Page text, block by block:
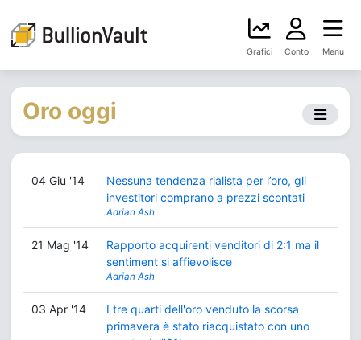
Grafici Conto Menu
Oro oggi
04 Giu '14
Nessuna tendenza rialista per l’oro, gli
investitori comprano a prezzi scontati
Adrian Ash
21 Mag '14
Rapporto acquirenti venditori di 2:1 ma il
sentiment si affievolisce
Adrian Ash
03 Apr '14
I tre quarti dell'oro venduto la scorsa
primavera è stato riacquistato con uno